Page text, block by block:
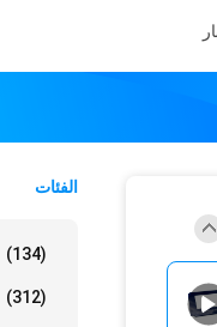
الفئات
(134)
(312)